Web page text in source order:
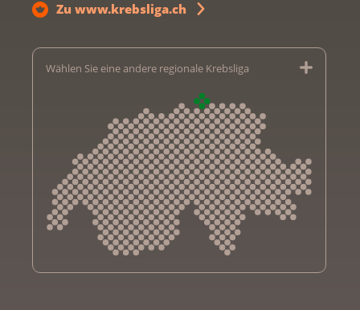
Zu www.krebsliga.ch
Wählen Sie eine andere regionale Krebsliga